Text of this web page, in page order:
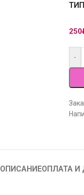
250
-
ОПИСАНИЕОПЛАТА И